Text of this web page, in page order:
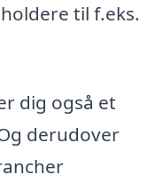
til f.eks.
dig også et
derudover